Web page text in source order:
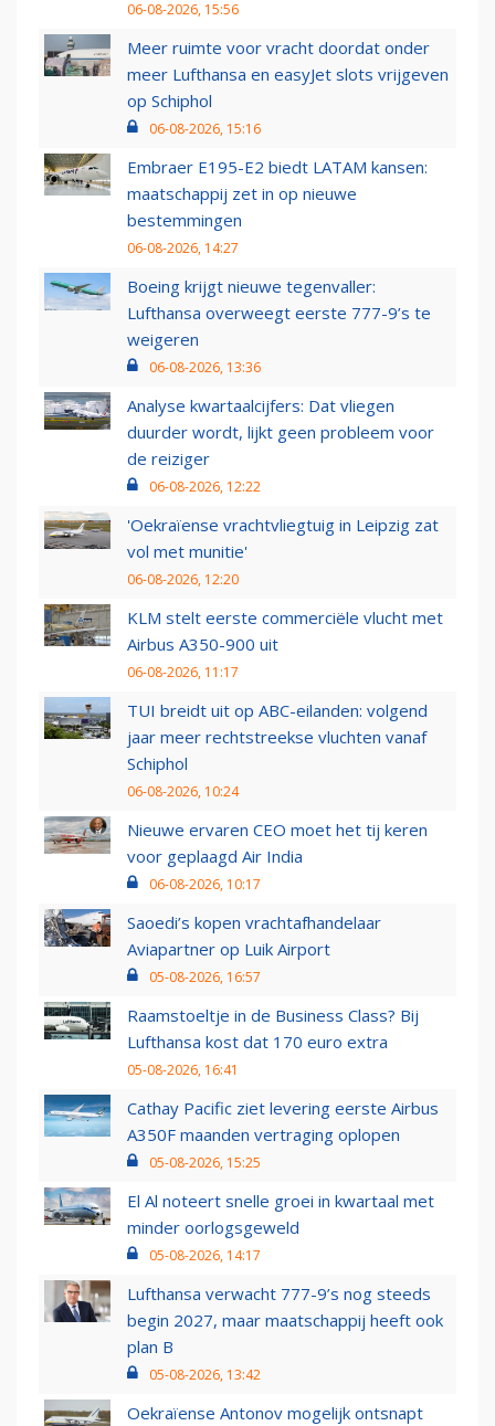
06-08-2026, 15:56
Meer ruimte voor vracht doordat onder
meer Lufthansa en easyJet slots vrijgeven
op Schiphol
06-08-2026, 15:16
Embraer E195-E2 biedt LATAM kansen:
maatschappij zet in op nieuwe
bestemmingen
06-08-2026, 14:27
Boeing krijgt nieuwe tegenvaller:
Lufthansa overweegt eerste 777-9’s te
weigeren
06-08-2026, 13:36
Analyse kwartaalcijfers: Dat vliegen
duurder wordt, lijkt geen probleem voor
de reiziger
06-08-2026, 12:22
'Oekraïense vrachtvliegtuig in Leipzig zat
vol met munitie'
06-08-2026, 12:20
KLM stelt eerste commerciële vlucht met
Airbus A350-900 uit
06-08-2026, 11:17
TUI breidt uit op ABC-eilanden: volgend
jaar meer rechtstreekse vluchten vanaf
Schiphol
06-08-2026, 10:24
Nieuwe ervaren CEO moet het tij keren
voor geplaagd Air India
06-08-2026, 10:17
Saoedi’s kopen vrachtafhandelaar
Aviapartner op Luik Airport
05-08-2026, 16:57
Raamstoeltje in de Business Class? Bij
Lufthansa kost dat 170 euro extra
05-08-2026, 16:41
Cathay Pacific ziet levering eerste Airbus
A350F maanden vertraging oplopen
05-08-2026, 15:25
El Al noteert snelle groei in kwartaal met
minder oorlogsgeweld
05-08-2026, 14:17
Lufthansa verwacht 777-9’s nog steeds
begin 2027, maar maatschappij heeft ook
plan B
05-08-2026, 13:42
Oekraïense Antonov mogelijk ontsnapt